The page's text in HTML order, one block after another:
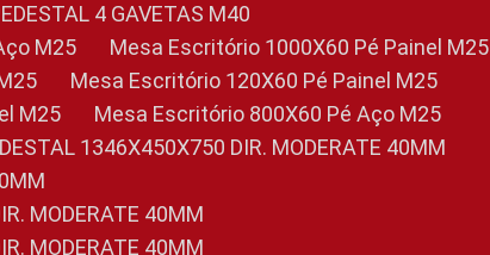
4 GAVETAS M40
M25
Mesa Escritório 1000X60 Pé Painel M25
Mesa Escritório 120X60 Pé Painel M25
M25
Mesa Escritório 800X60 Pé Aço M25
1346X450X750 DIR. MODERATE 40MM
MODERATE 40MM
MODERATE 40MM